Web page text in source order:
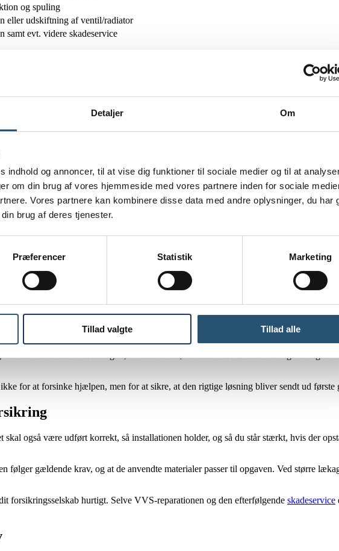
Detaljer Om
indhold og annoncer, til at vise dig funktioner til sociale medier og til at
om din brug af vores hjemmeside med vores partnere inden for sociale
Vores partnere kan kombinere disse data med andre oplysninger, du har
brug af deres tjenester.
Præferencer Statistik Marketing
Tillad valgte Tillad alle
og spuling
eller udskiftning af ventil/radiator
samt evt. videre skadeservice
omfattende skaden er.
kommer frem
mens du venter. Rolig og hurtig handling giver de bedste betingelser for en
derefter løse genstande, tekstiler og elektronik i området. Tag gerne billeder af
systemet er opbygget. Det kan gøre skaden større og give ekstra omkostninger.
med hurtig udrykning, og i nogle tilfælde oplyses der afgang inden for cirka en
en konkret vurdering af, hvornår montøren kan være fremme. Det giver dig et
for at forsinke hjælpen, men for at sikre, at den rigtige løsning bliver sendt ud første
også være udført korrekt, så installationen holder, og så du står stærkt, hvis der
gældende krav, og at de anvendte materialer passer til opgaven. Ved større
forsikringsselskab hurtigt. Selve VVS-reparationen og den efterfølgende skadeservice